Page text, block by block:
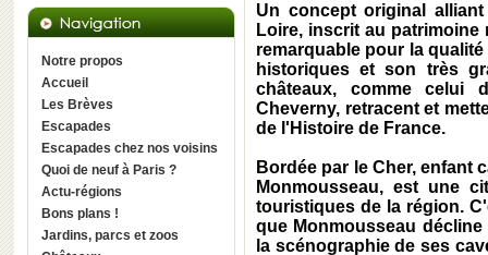
Notre propos
Accueil
Les Brèves
Escapades
Escapades chez nos voisins
Quoi de neuf à Paris ?
Actu-régions
Bons plans !
Jardins, parcs et zoos
Un concept original
Loire, inscrit au patrimoine
remarquable pour la
historiques et son très
châteaux, comme celui
Cheverny, retracent et
de l'Histoire de France.
Bordée par le Cher, enfant
Monmousseau, est une
touristiques de la région.
que Monmousseau
la scénographie de ses